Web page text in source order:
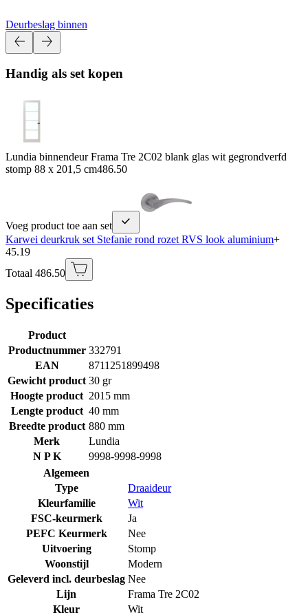
Deurbeslag binnen
Handig als set kopen
Lundia binnendeur Frama Tre 2C02 blank glas wit gegrondverfd
stomp 88 x 201,5 cm486.50
Voeg product toe aan set
Karwei deurkruk set Stefanie rond rozet RVS look aluminium+
45.19
Totaal 486.50
Specificaties
Product
Productnummer 332791
EAN
8711251899498
Gewicht product 30 gr
Hoogte product 2015 mm
Lengte product 40 mm
Breedte product 880 mm
Merk
Lundia
N P K
9998-9998-9998
Algemeen
Type
Draaideur
Kleurfamilie
Wit
FSC-keurmerk
Ja
PEFC Keurmerk
Nee
Uitvoering
Stomp
Woonstijl
Modern
Geleverd incl. deurbeslag Nee
Lijn
Frama Tre 2C02
Kleur
Wit